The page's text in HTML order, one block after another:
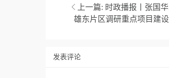
上一篇: 时政播报丨张国
雄东片区调研重点项目建
发表评论